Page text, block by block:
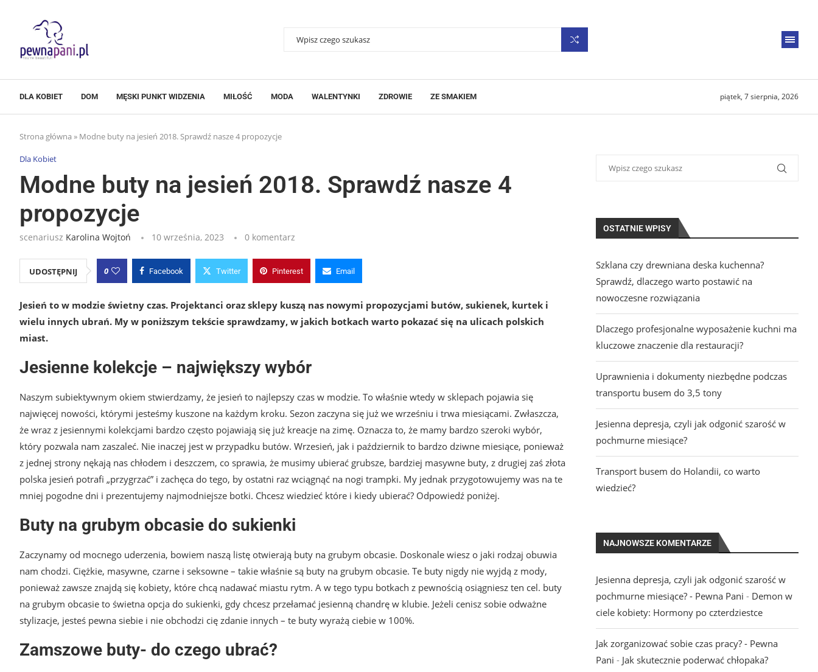
DLA KOBIET DOM MĘSKI PUNKT WIDZENIA MIŁOŚĆ MODA WALENTYNKI ZDROWIE ZE SMAKIEM piątek, 7 sierpnia, 2026
Strona główna » Modne buty na jesień 2018. Sprawdź nasze 4 propozycje
Dla Kobiet
Modne buty na jesień 2018. Sprawdź nasze 4
propozycje
scenariusz Karolina Wojtoń 10 września, 2023 0 komentarz
UDOSTĘPNIJ 0 Facebook Twitter Pinterest Email
Jesień to w modzie świetny czas. Projektanci oraz sklepy kuszą nas nowymi propozycjami butów, sukienek, kurtek i
wielu innych ubrań. My w poniższym tekście sprawdzamy, w jakich botkach warto pokazać się na ulicach polskich
miast.
Jesienne kolekcje – największy wybór
Naszym subiektywnym okiem stwierdzamy, że jesień to najlepszy czas w modzie. To właśnie wtedy w sklepach pojawia się
najwięcej nowości, którymi jesteśmy kuszone na każdym kroku. Sezon zaczyna się już we wrześniu i trwa miesiącami. Zwłaszcza,
że wraz z jesiennymi kolekcjami bardzo często pojawiają się już kreacje na zimę. Oznacza to, że mamy bardzo szeroki wybór,
który pozwala nam zaszaleć. Nie inaczej jest w przypadku butów. Wrzesień, jak i październik to bardzo dziwne miesiące, ponieważ
z jednej strony nękają nas chłodem i deszczem, co sprawia, że musimy ubierać grubsze, bardziej masywne buty, z drugiej zaś złota
polska jesień potrafi „przygrzać” i zachęca do tego, by ostatni raz wciągnąć na nogi trampki. My jednak przygotowujemy was na te
mniej pogodne dni i prezentujemy najmodniejsze botki. Chcesz wiedzieć które i kiedy ubierać? Odpowiedź poniżej.
Buty na grubym obcasie do sukienki
Zaczynamy od mocnego uderzenia, bowiem naszą listę otwierają buty na grubym obcasie. Doskonale wiesz o jaki rodzaj obuwia
nam chodzi. Ciężkie, masywne, czarne i seksowne – takie właśnie są buty na grubym obcasie. Te buty nigdy nie wyjdą z mody,
ponieważ zawsze znajdą się kobiety, które chcą nadawać miastu rytm. A w tego typu botkach z pewnością osiągniesz ten cel. buty
na grubym obcasie to świetna opcja do sukienki, gdy chcesz przełamać jesienną chandrę w klubie. Jeżeli cenisz sobie odważne
stylizacje, jesteś pewna siebie i nie obchodzi cię zdanie innych – te buty wyrażą ciebie w 100%.
Zamszowe buty- do czego ubrać?
OSTATNIE WPISY
Szklana czy drewniana deska kuchenna?
Sprawdź, dlaczego warto postawić na
nowoczesne rozwiązania
Dlaczego profesjonalne wyposażenie kuchni ma
kluczowe znaczenie dla restauracji?
Uprawnienia i dokumenty niezbędne podczas
transportu busem do 3,5 tony
Jesienna depresja, czyli jak odgonić szarość w
pochmurne miesiące?
Transport busem do Holandii, co warto
wiedzieć?
NAJNOWSZE KOMENTARZE
Jesienna depresja, czyli jak odgonić szarość w
pochmurne miesiące? - Pewna Pani - Demon w
ciele kobiety: Hormony po czterdziestce
Jak zorganizować sobie czas pracy? - Pewna
Pani - Jak skutecznie poderwać chłopaka?